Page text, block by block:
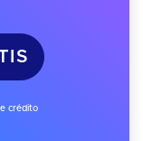
crédito